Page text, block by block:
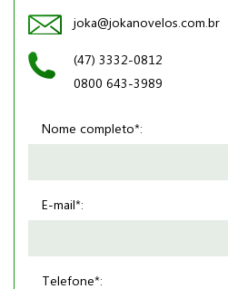
joka@jokanovelos.com.br
(47) 3332-0812
0800 643-3989
Nome completo*:
E-mail*:
Telefone*: